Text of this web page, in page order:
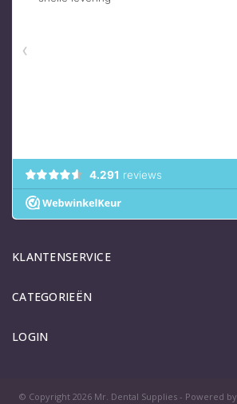
KLANTENSERVICE
CATEGORIEËN
LOGIN
© Copyright 2026 Mr. Dental Supplies - Powered by